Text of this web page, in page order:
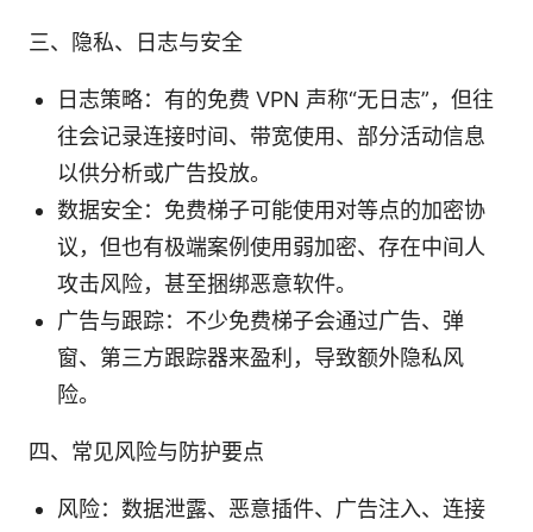
三、隐私、日志与安全
日志策略：有的免费 VPN 声称“无日志”，但往
往会记录连接时间、带宽使用、部分活动信息
以供分析或广告投放。
数据安全：免费梯子可能使用对等点的加密协
议，但也有极端案例使用弱加密、存在中间人
攻击风险，甚至捆绑恶意软件。
广告与跟踪：不少免费梯子会通过广告、弹
窗、第三方跟踪器来盈利，导致额外隐私风
险。
四、常见风险与防护要点
风险：数据泄露、恶意插件、广告注入、连接